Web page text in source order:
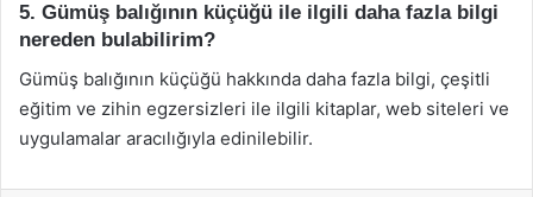
5. Gümüş balığının küçüğü ile ilgili daha fazla bilgi
nereden bulabilirim?
Gümüş balığının küçüğü hakkında daha fazla bilgi, çeşitli
eğitim ve zihin egzersizleri ile ilgili kitaplar, web siteleri ve
uygulamalar aracılığıyla edinilebilir.